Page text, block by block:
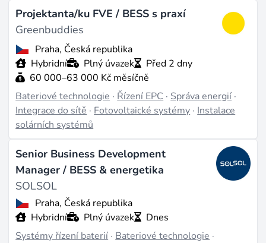
systémy pro velkokapacitní bateriová úložiště (BESS).
Na projektové straně se inženýři zabývají návrhem
lokalit, studiemi připojení k síti a uváděním instalací o
výkonu přesahujícím 100 MW do provozu.
Od spotřební elektroniky se práce s bateriemi v
energetice liší měřítkem a důsledky. Selhání článku v
notebooku je nepříjemnost; selhání úložiště o kapacitě
200 MWh je bezpečnostní incident a problém stability
sítě. Proto jsou kladeny vysoké nároky na
systémy
řízení baterií, tepelný management a kvalitu výrobních
procesů.
Kdo nabírá
Evropské bateriové firmy soustřeďují nábor kolem
Projektanta/ku FVE / BESS s praxí
Greenbuddies
Praha, Česká republika
Hybridní
Plný úvazek
Před 2 dny
60 000–63 000 Kč měsíčně
Bateriové technologie·Řízení EPC·Správa energií·
Integrace do sítě·Fotovoltaické systémy·Instalace
solárních systémů
Senior Business Development
Manager / BESS & energetika
SOLSOL
Praha, Česká republika
Hybridní
Plný úvazek
Dnes
Systémy řízení baterií·Bateriové technologie·